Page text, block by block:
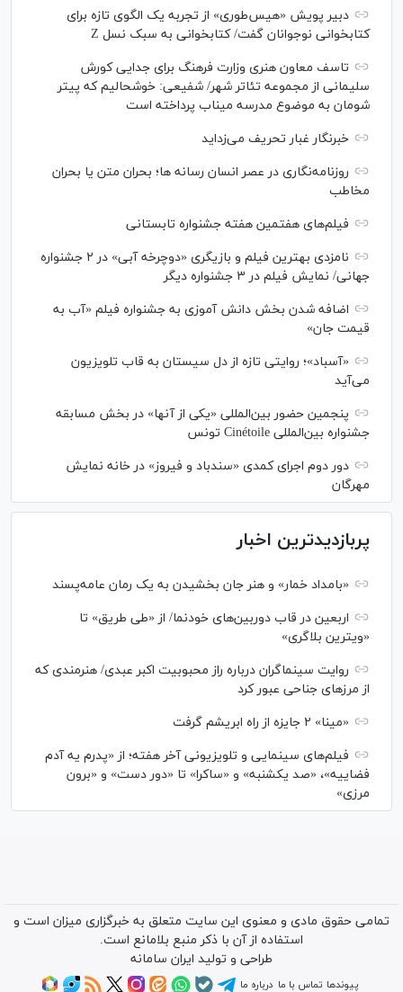
دبیر پویش «هیس‌طوری» از تجربه یک الگوی تازه برای
کتابخوانی نوجوانان گفت/ کتابخوانی به سبک نسل Z
تاسف معاون هنری وزارت فرهنگ برای جدایی کورش
سلیمانی از مجموعه تئاتر شهر/ شفیعی: خوشحالیم که پیتر
شومان به موضوع مدرسه میناب پرداخته است
خبرنگار غبار تحریف می‌زداید
روزنامه‌نگاری در عصر انسان رسانه ها؛ بحران متن یا بحران
مخاطب
فیلم‌های هفتمین هفته جشنواره تابستانی
نامزدی بهترین فیلم و بازیگری «دوچرخه آبی» در ۲ جشنواره
جهانی/ نمایش فیلم در ۳ جشنواره دیگر
اضافه شدن بخش دانش آموزی به جشنواره فیلم «آب به
قیمت جان»
«آسباد»؛ روایتی تازه از دل سیستان به قاب تلویزیون
می‌آید
پنجمین حضور بین‌المللی «یکی از آنها» در بخش مسابقه
جشنواره بین‌المللی Cinétoile تونس
دور دوم اجرای کمدی «سندباد و فیروز» در خانه نمایش
مهرگان
پربازدیدترین اخبار
«بامداد خمار» و هنر جان بخشیدن به یک رمان عامه‌پسند
اربعین در قاب دوربین‌های خودنما/ از «طی طریق» تا
«ویترین بلاگری»
روایت سینماگران درباره راز محبوبیت اکبر عبدی/ هنرمندی که
از مرزهای جناحی عبور کرد
«مینا» ۲ جایزه از راه ابریشم گرفت
فیلم‌های سینمایی و تلویزیونی آخر هفته؛ از «پدرم یه آدم
فضاییه»، «صد یکشنبه» و «ساکرا» تا «دور دست» و «برون
مرزی»
تمامی حقوق مادی و معنوی این سایت متعلق به خبرگزاری میزان است و
استفاده از آن با ذکر منبع بلامانع است.
طراحی و تولید ایران سامانه
پیوندها تماس با ما درباره ما